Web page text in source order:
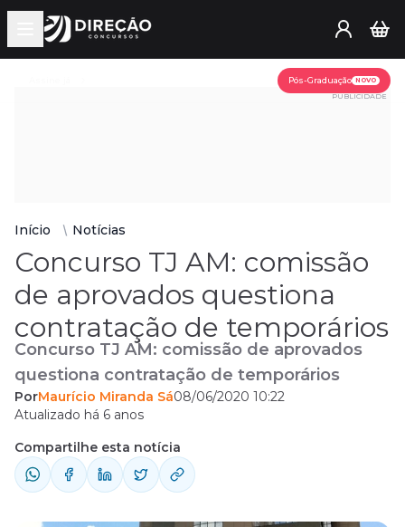
Open main menu
Pós-Graduação NOVO
PUBLICIDADE
Início Notícias
Concurso TJ AM: comissão
de aprovados questiona
contratação de temporários
Concurso TJ AM: comissão de aprovados
questiona contratação de temporários
PorMaurício Miranda Sá08/06/2020 10:22
Atualizado há 6 anos
Compartilhe esta notícia